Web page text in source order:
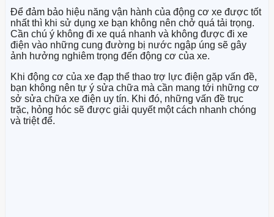
Để đảm bảo hiệu năng vận hành của động cơ xe được tốt
nhất thì khi sử dụng xe bạn không nên chở quá tải trọng.
Cần chú ý không đi xe quá nhanh và không được đi xe
điện vào những cung đường bị nước ngập úng sẽ gây
ảnh hưởng nghiêm trọng đến động cơ của xe.
Khi động cơ của xe đạp thể thao trợ lực điện gặp vấn đề,
bạn không nên tự ý sửa chữa mà cần mang tới những cơ
sở sửa chữa xe điện uy tín. Khi đó, những vấn đề trục
trặc, hỏng hóc sẽ được giải quyết một cách nhanh chóng
và triệt để.